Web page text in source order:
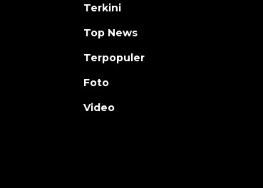
Terkini
Top News
Terpopuler
Foto
Video